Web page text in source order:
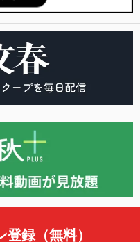
録（無料）